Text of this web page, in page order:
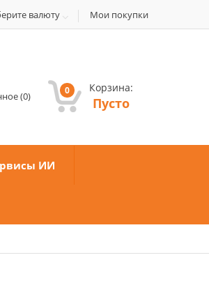
валюту Мои покупки
(0) 0 Корзина:
Пусто
ИИ